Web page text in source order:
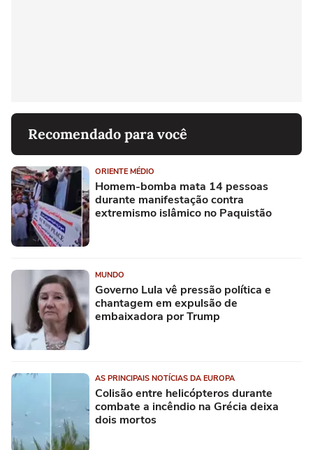
Recomendado para você
ORIENTE MÉDIO
Homem-bomba mata 14 pessoas
durante manifestação contra
extremismo islâmico no Paquistão
MUNDO
Governo Lula vê pressão política e
chantagem em expulsão de
embaixadora por Trump
AS PRINCIPAIS NOTÍCIAS DA EUROPA
Colisão entre helicópteros durante
combate a incêndio na Grécia deixa
dois mortos